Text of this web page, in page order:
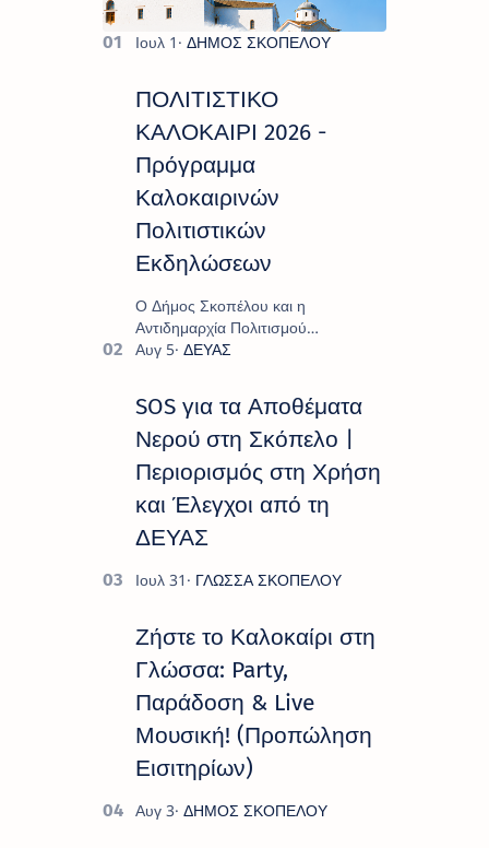
ΠΟΛΙΤΙΣΤΙΚΟ
ΚΑΛΟΚΑΙΡΙ 2026 -
Πρόγραμμα
Καλοκαιρινών
Πολιτιστικών
Εκδηλώσεων
Ο Δήμος Σκοπέλου και η
Αντιδημαρχία Πολιτισμού
παρουσιάζουν το πρόγραμμα «
πλούσιο και πολυσυλλεκτικό
πρόγραμμα εκδ…
SOS για τα Αποθέματα
Νερού στη Σκόπελο |
Περιορισμός στη Χρήση
και Έλεγχοι από τη
ΔΕΥΑΣ
Ζήστε το Καλοκαίρι στη
Γλώσσα: Party,
Παράδοση & Live
Μουσική! (Προπώληση
Εισιτηρίων)